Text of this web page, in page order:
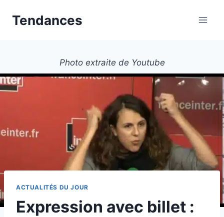
Tendances
Photo extraite de Youtube
ACTUALITÉS DU JOUR
Expression avec billet :